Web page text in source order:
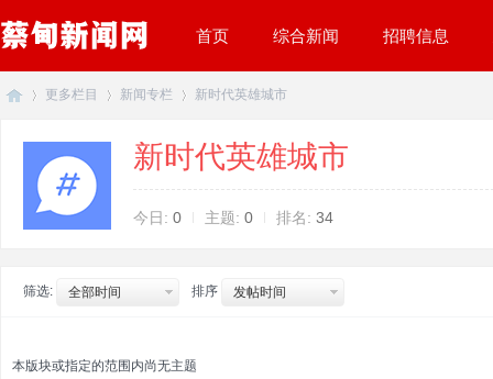
首页 综合新闻 招聘信息
更多栏目 新闻专栏
›
新时代英雄城市
新时代英雄城市
今日: 0 主题: 0 排名: 34
筛选: 全部时间 排序 发帖时间
本版块或指定的范围内尚无主题